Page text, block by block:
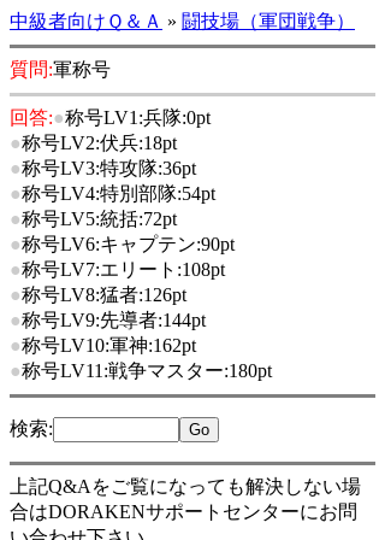
中級者向けＱ＆Ａ » 闘技場（軍団戦争）
質問:軍称号
回答:●称号LV1:兵隊:0pt
●称号LV2:伏兵:18pt
●称号LV3:特攻隊:36pt
●称号LV4:特別部隊:54pt
●称号LV5:統括:72pt
●称号LV6:キャプテン:90pt
●称号LV7:エリート:108pt
●称号LV8:猛者:126pt
●称号LV9:先導者:144pt
●称号LV10:軍神:162pt
●称号LV11:戦争マスター:180pt
検索:
上記Q&Aをご覧になっても解決しない場
合はDORAKENサポートセンターにお問